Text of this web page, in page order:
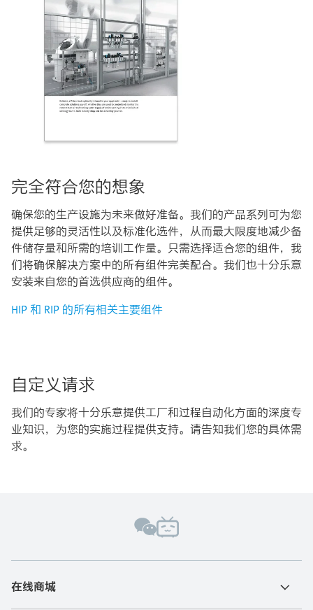
完全符合您的想象
确保您的生产设施为未来做好准备。我们的产品系列可为您
提供足够的灵活性以及标准化选件，从而最大限度地减少备
件储存量和所需的培训工作量。只需选择适合您的组件，我
们将确保解决方案中的所有组件完美配合。我们也十分乐意
安装来自您的首选供应商的组件。
HIP 和 RIP 的所有相关主要组件
自定义请求
我们的专家将十分乐意提供工厂和过程自动化方面的深度专
业知识，为您的实施过程提供支持。请告知我们您的具体需
求。
在线商城